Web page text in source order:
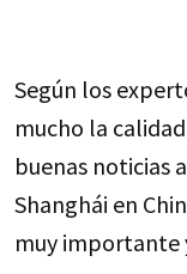
Según los
mucho la
buenas noticias
Shanghái en
muy importante